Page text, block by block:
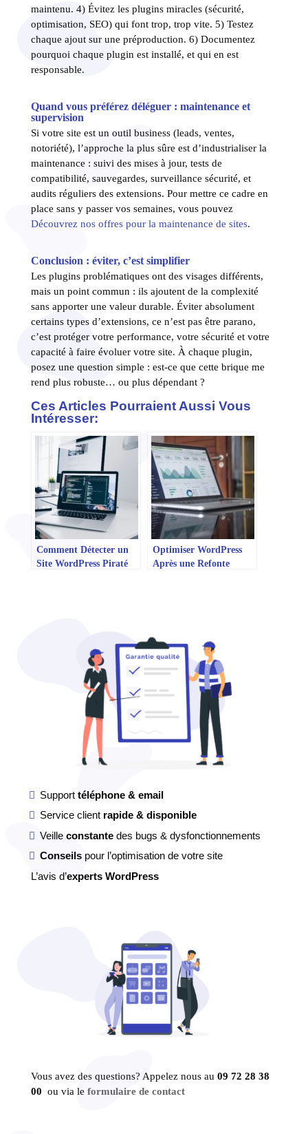
maintenu. 4) Évitez les plugins miracles (sécurité,
optimisation, SEO) qui font trop, trop vite. 5) Testez
chaque ajout sur une préproduction. 6) Documentez
pourquoi chaque plugin est installé, et qui en est
responsable.
Quand vous préférez déléguer : maintenance et
supervision
Si votre site est un outil business (leads, ventes,
notoriété), l’approche la plus sûre est d’industrialiser la
maintenance : suivi des mises à jour, tests de
compatibilité, sauvegardes, surveillance sécurité, et
audits réguliers des extensions. Pour mettre ce cadre en
place sans y passer vos semaines, vous pouvez
Découvrez nos offres pour la maintenance de sites.
Conclusion : éviter, c’est simplifier
Les plugins problématiques ont des visages différents,
mais un point commun : ils ajoutent de la complexité
sans apporter une valeur durable. Éviter absolument
certains types d’extensions, ce n’est pas être parano,
c’est protéger votre performance, votre sécurité et votre
capacité à faire évoluer votre site. À chaque plugin,
posez une question simple : est-ce que cette brique me
rend plus robuste… ou plus dépendant ?
Ces Articles Pourraient Aussi Vous
Intéresser:
Comment Détecter un
Site WordPress Piraté
Optimiser WordPress
Après une Refonte
Supporttéléphone & email
Service client rapide & disponible
Veille constantedes bugs & dysfonctionnements
Conseilspour l’optimisation de votre site
L’avis d’experts WordPress
Vous avez des questions? Appelez nous au 09 72 28 38
00 ou via le formulaire de contact